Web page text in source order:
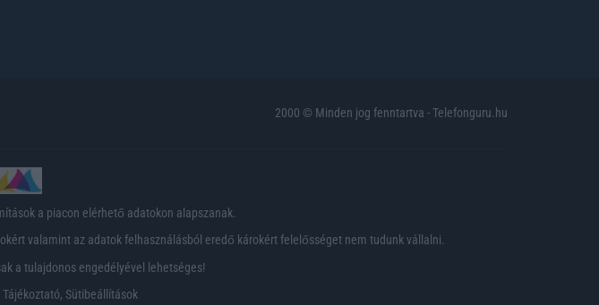
2000 © Minden jog fenntartva - Telefonguru.hu
a piacon elérhető adatokon alapszanak.
valamint az adatok felhasználásból eredő károkért felelősséget nem tudunk vállalni.
a tulajdonos engedélyével lehetséges!
, Sütibeállítások